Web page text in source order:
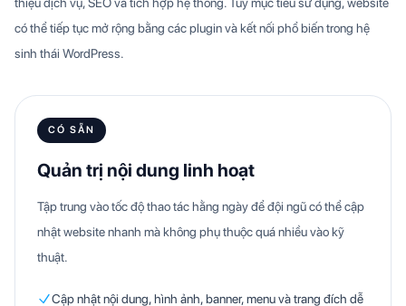
có thể tiếp tục mở rộng bằng các plugin và kết nối phổ biến trong hệ
sinh thái WordPress.
CÓ SẴN
Quản trị nội dung linh hoạt
Tập trung vào tốc độ thao tác hằng ngày để đội ngũ có thể cập
nhật website nhanh mà không phụ thuộc quá nhiều vào kỹ
thuật.
Cập nhật nội dung, hình ảnh, banner, menu và trang đích dễ